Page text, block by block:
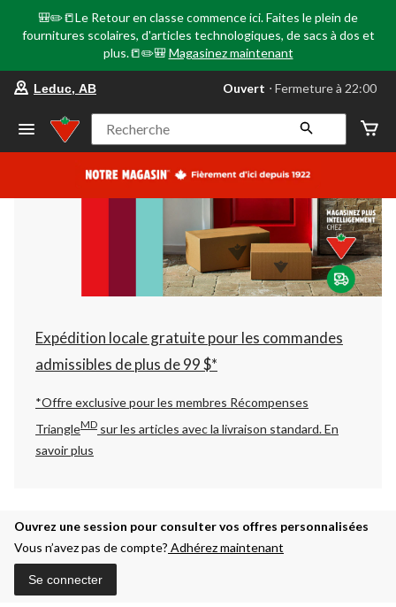
🎒✏️📒Le Retour en classe commence ici. Faites le plein de
fournitures scolaires, d'articles technologiques, de sacs à dos et
plus.📒✏️🎒 Magasinez maintenant
votre
préféré
Leduc,
AB,
courament
Fermeture
à
22:00
cliquer
pour
changer
Leduc, AB Ouvert ⋅ Fermeture à 22:00
Recherche
Expédition locale gratuite pour les commandes
admissibles de plus de 99 $*
*Offre exclusive pour les membres Récompenses
TriangleMD sur les articles avec la livraison standard.En
savoir plus
Ouvrez une session pour consulter vos offres personnalisées
Vous n’avez pas de compte? Adhérez maintenant
Se connecter